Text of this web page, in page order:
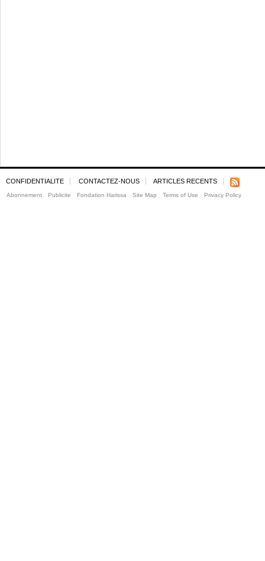
CONFIDENTIALITE CONTACTEZ-NOUS ARTICLES RECENTS
Abonnement Publicite Fondation Harissa Site Map Terms of Use Privacy Policy